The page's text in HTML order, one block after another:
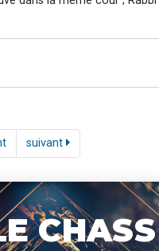
suivant
CHASS